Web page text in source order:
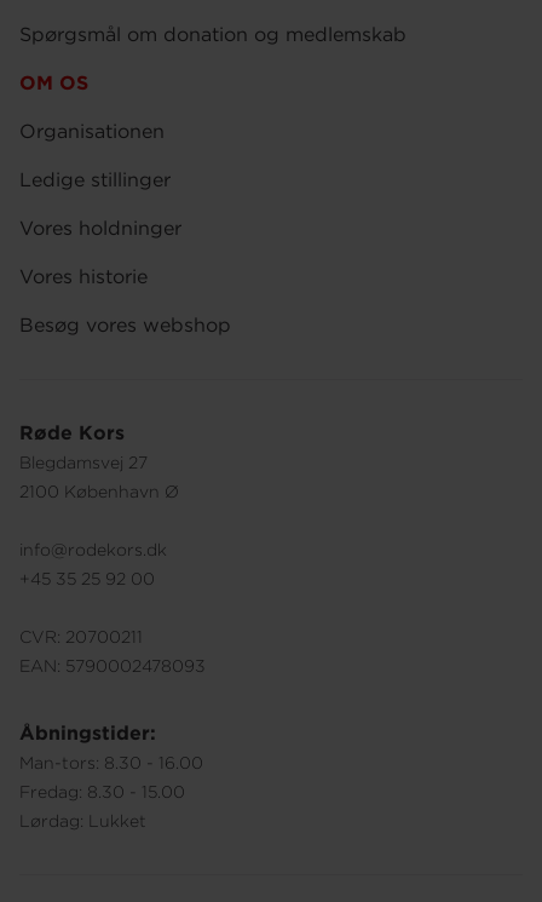
Røde Kors
Blegdamsvej 27
2100 København Ø
info@rodekors.dk
+45 35 25 92 00
CVR: 20700211
EAN: 5790002478093
Åbningstider:
Man-tors: 8.30 - 16.00
Fredag: 8.30 - 15.00
Lørdag: Lukket
Spørgsmål om donation og medlemskab
OM OS
Organisationen
Ledige stillinger
Vores holdninger
Vores historie
Besøg vores webshop